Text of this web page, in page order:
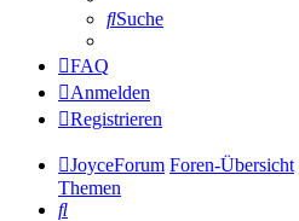
Suche
FAQ
Anmelden
Registrieren
JoyceForum Foren-Übersicht
Themen
Suche